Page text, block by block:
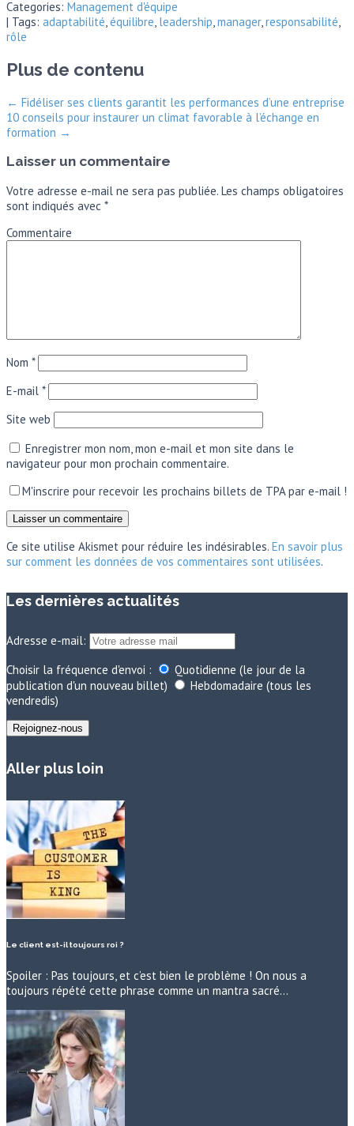
Categories: Management d'équipe
| Tags: adaptabilité,équilibre, leadership,manager,responsabilité,
rôle
Plus de contenu
← Fidéliser ses clients garantit les performances d’une entreprise
10 conseils pour instaurer un climat favorable à l’échange en
formation →
Laisser un commentaire
Votre adresse e-mail ne sera pas publiée. Les champs obligatoires
sont indiqués avec *
Commentaire
Nom *
E-mail *
Site web
Enregistrer mon nom, mon e-mail et mon site dans le
navigateur pour mon prochain commentaire.
M'inscrire pour recevoir les prochains billets de TPA par e-mail !
Ce site utilise Akismet pour réduire les indésirables. En savoir plus
sur comment les données de vos commentaires sont utilisées.
Les dernières actualités
Adresse e-mail:
Choisir la fréquence d'envoi :
Quotidienne (le jour de la
publication d'un nouveau billet)
Hebdomadaire (tous les
vendredis)
Aller plus loin
Le client est-il toujours roi ?
Spoiler : Pas toujours, et c’est bien le problème ! On nous a
toujours répété cette phrase comme un mantra sacré…